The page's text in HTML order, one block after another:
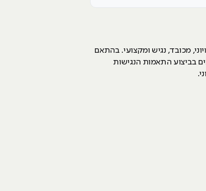
מכובד, נגיש ומקצועי. בהתאם
ומשאבים רבים בביצוע התאמות הנגישות